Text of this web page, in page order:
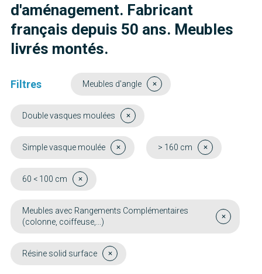
d'aménagement. Fabricant
français depuis 50 ans. Meubles
livrés montés.
Filtres Meubles d'angle
Double vasques moulées
Simple vasque moulée > 160 cm
60 < 100 cm
Meubles avec Rangements Complémentaires
(colonne, coiffeuse,...)
Résine solid surface